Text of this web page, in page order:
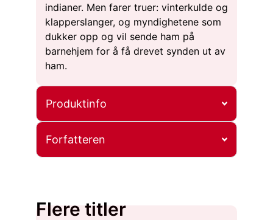
indianer. Men farer truer: vinterkulde og
klapperslanger, og myndighetene som
dukker opp og vil sende ham på
barnehjem for å få drevet synden ut av
ham.
Produktinfo
Forfatteren
Flere titler